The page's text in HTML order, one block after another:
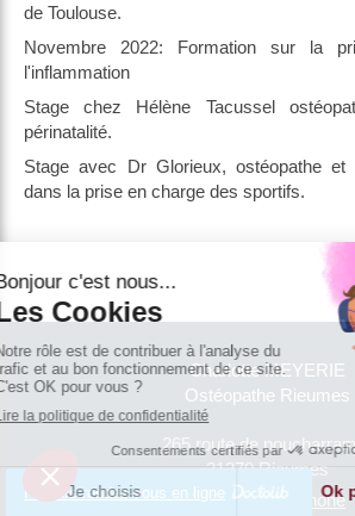
de Toulouse.
Novembre 2022: Formation sur la
l'inflammation
Stage chez Hélène Tacussel
périnatalité.
Stage avec Dr Glorieux, ostéopathe et
dans la prise en charge des sportifs.
Charlotte MEYERIE
Ostéopathe Rieumes
265 route de
31370 Rieumes
Afficher le téléphone
Prendre rendez-vous en ligne